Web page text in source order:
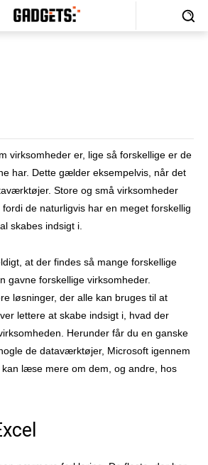
fra
forskellige behov
virksomheder er, lige så forskellige er de
har. Dette gælder eksempelvis, når det
Store og små virksomheder
de naturligvis har en meget forskellig
skabes indsigt i.
at der findes så mange forskellige
gavne forskellige virksomheder.
løsninger, der alle kan bruges til at
lettere at skabe indsigt i, hvad der
Herunder får du en ganske
de dataværktøjer, Microsoft igennem
læse mere om dem, og andre, hos